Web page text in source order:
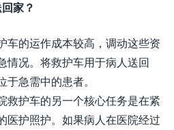
家？
车的运作成本较高，调动这些资
情况。将救护车用于病人送回
于急需中的患者。
救护车的另一个核心任务是在紧
医护照护。如果病人在医院经过